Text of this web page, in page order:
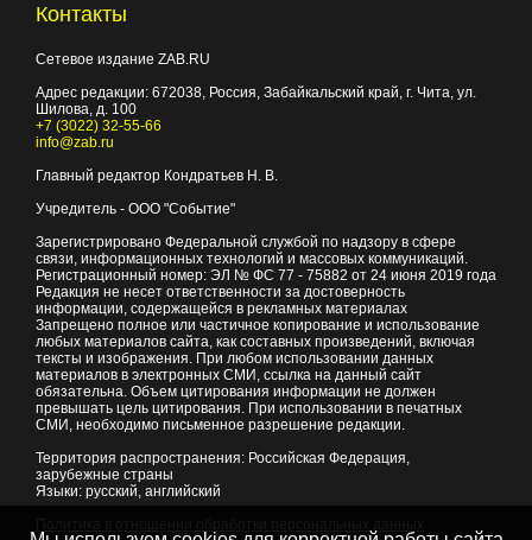
Контакты
Сетевое издание ZAB.RU
Адрес редакции: 672038 , Россия, Забайкальский край, г. Чита ул.
Шилова, д. 100
+7 (3022) 32-55-66
info@zab.ru
Главный редактор Кондратьев Н. В.
Учредитель - ООО "Событие"
Зарегистрировано Федеральной службой по надзору в сфере
связи, информационных технологий и массовых коммуникаций.
Регистрационный номер: ЭЛ № ФС 77 - 75882 от 24 июня 2019 года
Редакция не несет ответственности за достоверность
информации, содержащейся в рекламных материалах
Запрещено полное или частичное копирование и использование
любых материалов сайта, как составных произведений, включая
тексты и изображения. При любом использовании данных
материалов в электронных СМИ, ссылка на данный сайт
обязательна. Объем цитирования информации не должен
превышать цель цитирования. При использовании в печатных
СМИ, необходимо письменное разрешение редакции.
Территория распространения: Российская Федерация,
зарубежные страны
Языки: русский, английский